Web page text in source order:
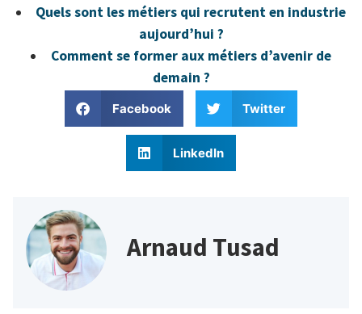
Quels sont les métiers qui recrutent en industrie
aujourd’hui ?
Comment se former aux métiers d’avenir de
demain ?
Facebook Twitter
LinkedIn
Arnaud Tusad